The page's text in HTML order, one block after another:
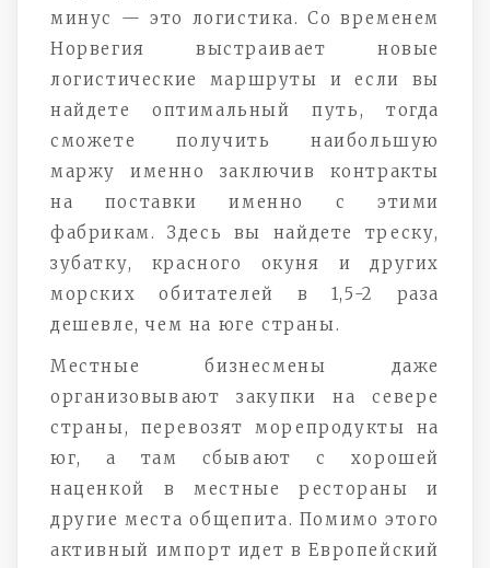
минус — это логистика. Со временем
Норвегия выстраивает новые
логистические маршруты и если вы
найдете оптимальный путь, тогда
сможете получить наибольшую
маржу именно заключив контракты
на поставки именно с этими
фабрикам. Здесь вы найдете треску,
зубатку, красного окуня и других
морских обитателей в 1,5-2 раза
дешевле, чем на юге страны.
Местные бизнесмены даже
организовывают закупки на севере
страны, перевозят морепродукты на
юг, а там сбывают с хорошей
наценкой в местные рестораны и
другие места общепита. Помимо этого
активный импорт идет в Европейский